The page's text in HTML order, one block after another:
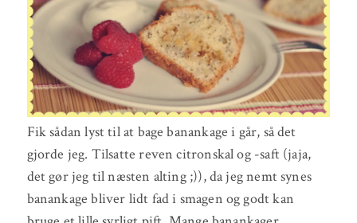
Fik sådan lyst til at bage banankage i går, så det
gjorde jeg. Tilsatte reven citronskal og -saft (jaja,
det gør jeg til næsten alting ;)), da jeg nemt synes
banankage bliver lidt fad i smagen og godt kan